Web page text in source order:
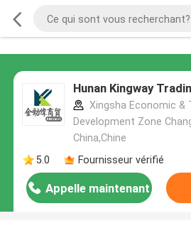
Hunan Kingway
Xingsha Economic &
Development Zone
China,Chine
5.0
Fournisseur vérifié
Appelle maintenant